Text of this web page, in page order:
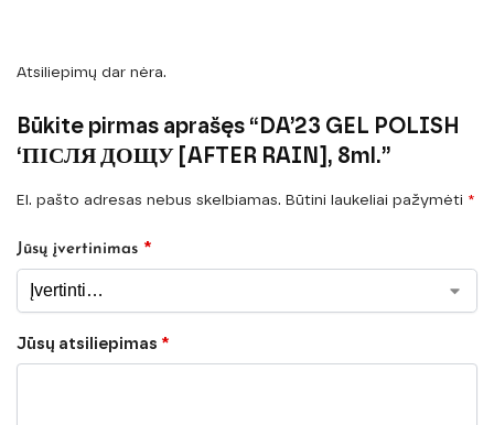
Atsiliepimų dar nėra.
Būkite pirmas aprašęs “DA’23 GEL POLISH
‘ПІСЛЯ ДОЩУ [AFTER RAIN], 8ml.”
El. pašto adresas nebus skelbiamas. Būtini laukeliai pažymėti *
Jūsų įvertinimas *
Jūsų atsiliepimas *